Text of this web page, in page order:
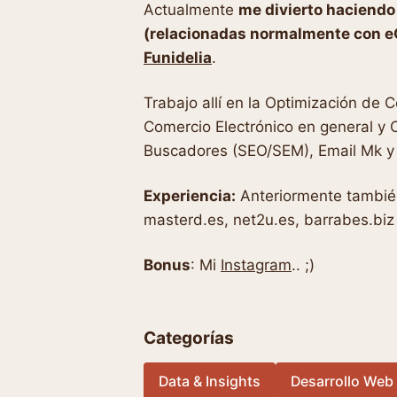
Actualmente me divierto
(relacionadas normalmente con
Funidelia.
Trabajo allí en la Optimización de
Comercio Electrónico en general
Buscadores (SEO/SEM), Email Mk
Experiencia: Anteriormente
masterd.es, net2u.es,
Bonus: Mi Instagram.. ;)
Categorías
Data & Insights Desarrollo